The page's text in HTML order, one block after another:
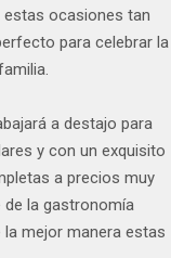
estas ocasiones tan
para celebrar la
a destajo para
y con un exquisito
a precios muy
de la gastronomía
mejor manera estas